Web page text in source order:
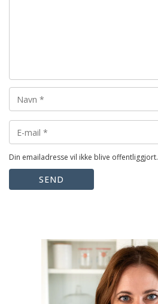
Din emailadresse vil ikke blive offentliggjort.
SEND